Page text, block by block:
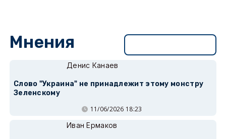
Мнения
Денис Канаев
Слово "Украина" не принадлежит этому монстру
Зеленскому
11/06/2026 18:23
Иван Ермаков